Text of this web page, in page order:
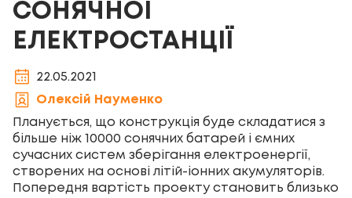
СОНЯЧНОЇ
ЕЛЕКТРОСТАНЦІЇ
22.05.2021
Олексій Науменко
Планується, що конструкція буде складатися з
більше ніж 10000 сонячних батарей і ємних
сучасних систем зберігання електроенергії,
створених на основі літій-іонних акумуляторів.
Попередня вартість проекту становить близько